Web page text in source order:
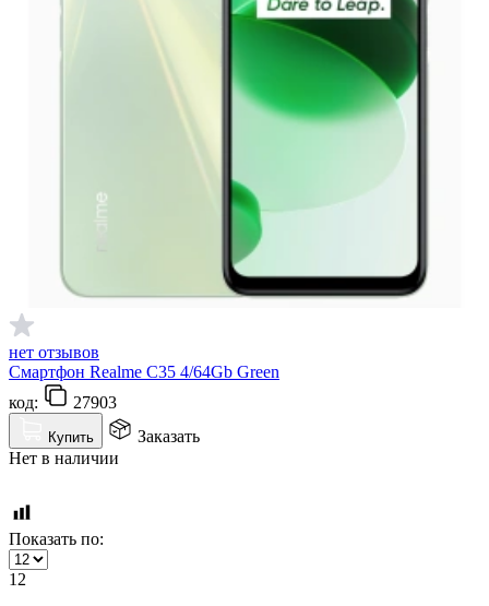
нет отзывов
Смартфон Realme C35 4/64Gb Green
код:
27903
Купить
Заказать
Нет в наличии
Показать по:
12